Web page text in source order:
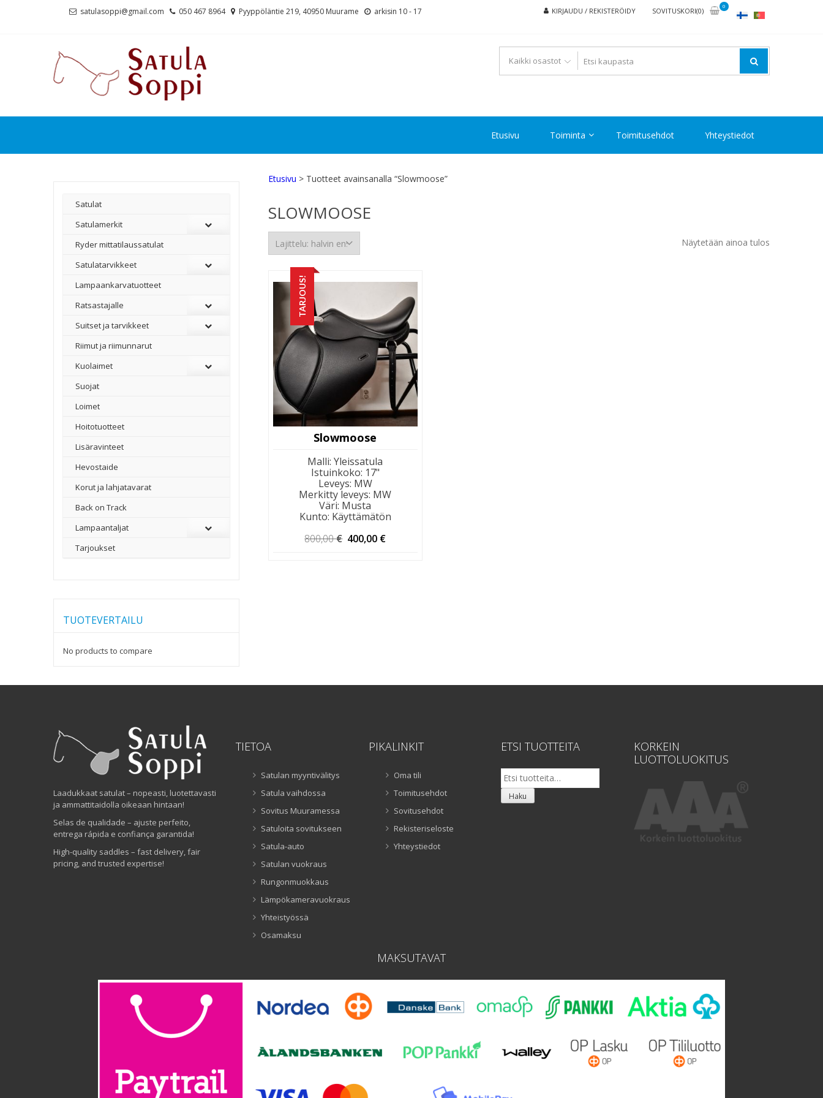
satulasoppi@gmail.com 050 467 8964 Pyyppöläntie 219, 40950 Muurame arkisin 10 - 17 KIRJAUDU / REKISTERÖIDY SOVITUSKORI(0)
0
Etusivu Toiminta Toimitusehdot Yhteystiedot
Etusivu > Tuotteet avainsanalla “Slowmoose”
SLOWMOOSE
Näytetään ainoa tulos
TARJOUS!
Slowmoose
Malli:Yleissatula
Istuinkoko: 17"
Leveys: MW
Merkitty leveys: MW
Väri: Musta
Kunto: Käyttämätön
800,00€ Alkuperäinen
400,00 €
Satulat
Satulamerkit
Ryder mittatilaussatulat
Satulatarvikkeet
–
Lampaankarvatuotteet
Ratsastajalle
Suitset ja tarvikkeet
Riimut ja riimunnarut
Kuolaimet
Suojat
Loimet
Hoitotuotteet
Lisäravinteet
Hevostaide
Korut ja lahjatavarat
Back on Track
Lampaantaljat
Tarjoukset
TUOTEVERTAILU
No products to compare
Laadukkaat satulat – nopeasti, luotettavasti
ja ammattitaidolla oikeaan hintaan!
Selas de qualidade – ajuste perfeito,
entrega rápida e confiança garantida!
High-quality saddles – fast delivery, fair
pricing, and trusted expertise!
TIETOA
Satulan myyntivälitys
Satula vaihdossa
Sovitus Muuramessa
Satuloita sovitukseen
Satula-auto
Satulan vuokraus
Rungonmuokkaus
Lämpökameravuokraus
Yhteistyössä
Osamaksu
PIKALINKIT
Oma tili
Toimitusehdot
Sovitusehdot
Rekisteriseloste
Yhteystiedot
ETSI TUOTTEITA
Etsi:
Haku
KORKEIN
LUOTTOLUOKITUS
MAKSUTAVAT